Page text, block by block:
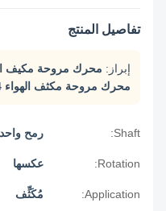
تفاصيل المنتج
محرك مروحة مكيف الهواء
محرك مروحة مكثف الهواء 4 حصان
Shaft: رمح واحد
Rotation: عكسها
Application: مُكَثِّف